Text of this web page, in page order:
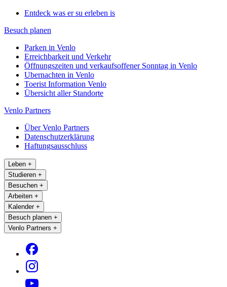
Entdeck was er su erleben is
Besuch planen
Parken in Venlo
Erreichbarkeit und Verkehr
Öffnungszeiten und verkaufsoffener Sonntag in Venlo
Ubernachten in Venlo
Toerist Information Venlo
Übersicht aller Standorte
Venlo Partners
Über Venlo Partners
Datenschutzerklärung
Haftungsausschluss
Leben +
Studieren +
Besuchen +
Arbeiten +
Kalender +
Besuch planen +
Venlo Partners +